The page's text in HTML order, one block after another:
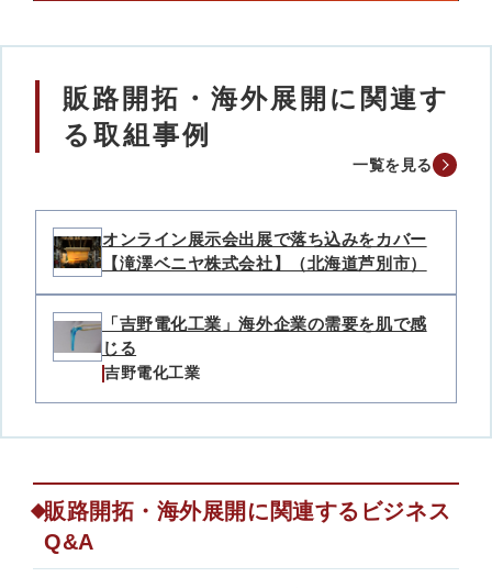
販路開拓・海外展開に関連す
る取組事例
一覧を見る
オンライン展示会出展で落ち込みをカバー
【滝澤ベニヤ株式会社】（北海道芦別市）
「吉野電化工業」海外企業の需要を肌で感
じる
吉野電化工業
販路開拓・海外展開に関連するビジネス
Q&A